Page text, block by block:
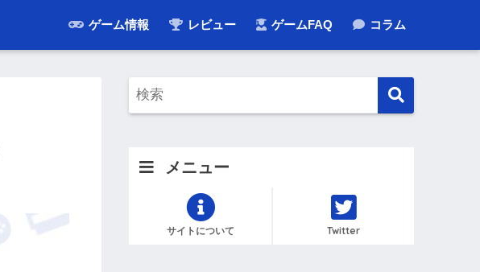
ゲーム情報 レビュー ゲームFAQ コラム
メニュー
サイトについて Twitter